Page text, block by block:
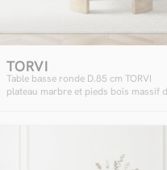
TORVI
Table basse ronde D.85 cm TORVI
plateau marbre et pieds bois massif